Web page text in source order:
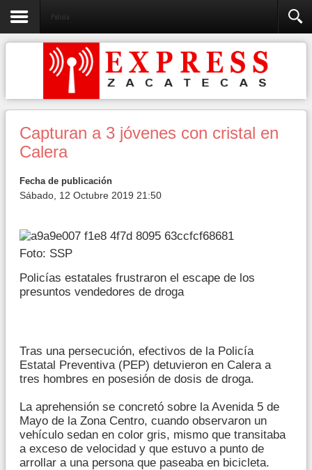
Policia
Capturan a 3 jóvenes con cristal en
Calera
Fecha de publicación
Sábado, 12 Octubre 2019 21:50
Foto: SSP
Policías estatales frustraron el escape de los
presuntos vendedores de droga
Tras una persecución, efectivos de la Policía
Estatal Preventiva (PEP) detuvieron en Calera a
tres hombres en posesión de dosis de droga.
La aprehensión se concretó sobre la Avenida 5 de
Mayo de la Zona Centro, cuando observaron un
vehículo sedan en color gris, mismo que transitaba
a exceso de velocidad y que estuvo a punto de
arrollar a una persona que paseaba en bicicleta.